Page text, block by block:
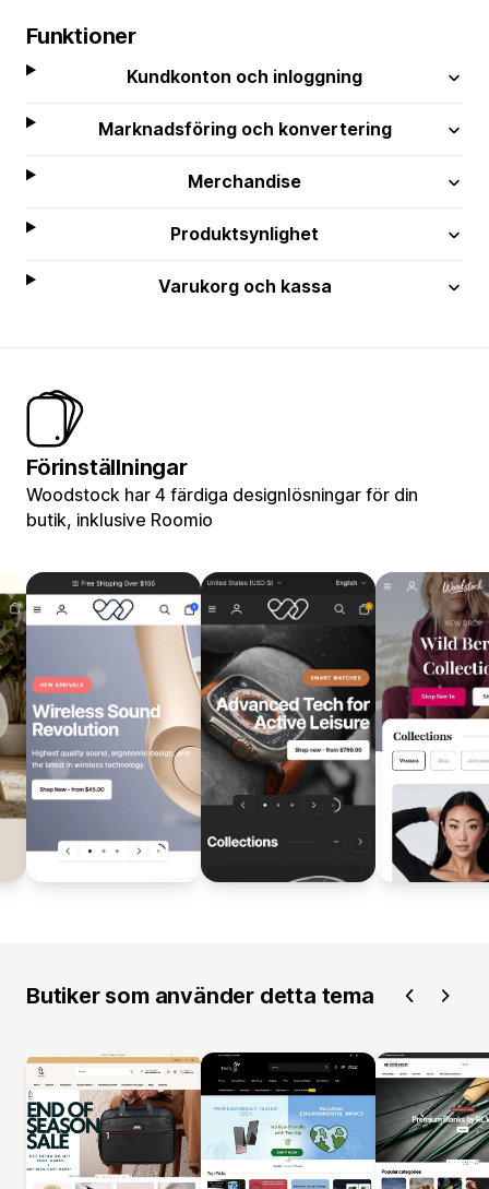
Funktioner
Kundkonton och inloggning
Marknadsföring och konvertering
Merchandise
Produktsynlighet
Varukorg och kassa
Förinställningar
Woodstock har 4 färdiga designlösningar för din
butik, inklusive Roomio
Butiker som använder detta tema